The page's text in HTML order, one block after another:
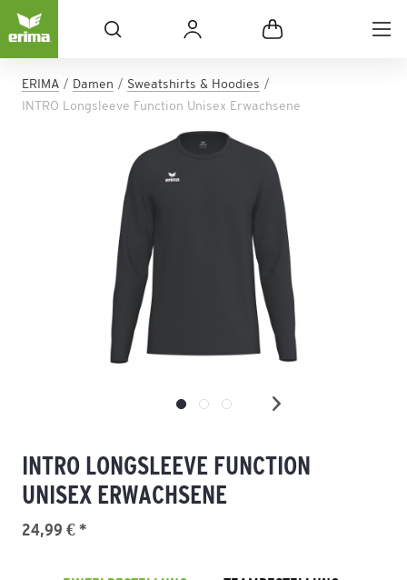
ERIMA Damen
Sweatshirts & Hoodies
INTRO Longsleeve Function Unisex Erwachsene
INTRO LONGSLEEVE FUNCTION
UNISEX ERWACHSENE
24,99 € *